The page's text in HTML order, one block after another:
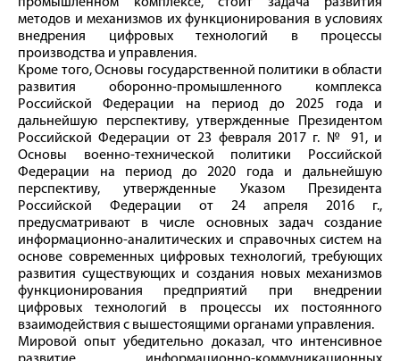
методов и механизмов их функционирования в условиях
внедрения цифровых технологий в процессы
производства и управления.
Кроме того, Основы государственной политики в области
развития оборонно-промышленного комплекса
Российской Федерации на период до 2025 года и
дальнейшую перспективу, утвержденные Президентом
Российской Федерации от 23 февраля 2017 г. № 91, и
Основы военно-технической политики Российской
Федерации на период до 2020 года и дальнейшую
перспективу, утвержденные Указом Президента
Российской Федерации от 24 апреля 2016 г.,
предусматривают в числе основных задач создание
информационно-аналитических и справочных систем на
основе современных цифровых технологий, требующих
развития существующих и создания новых механизмов
функционирования предприятий при внедрении
цифровых технологий в процессы их постоянного
взаимодействия с вышестоящими органами управления.
Мировой опыт убедительно доказал, что интенсивное